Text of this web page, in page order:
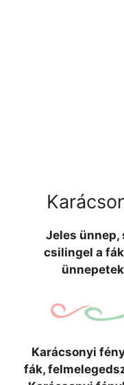
Jeles ünnep,
csilingel a
Karácsonyi
fák,